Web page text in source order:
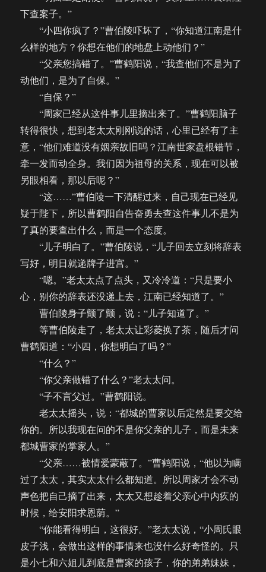
下查案子。”
“小四你疯了？”曹伯陵吓坏了，“你知道江南是什
么样的地方？你想在他们的地盘上动他们？”
“父亲您搞错了。”曹鹤阳说，“我查他们不是为了
动他们，是为了自保。”
“自保？”
“周家已经从这件事儿里摘出来了。”曹鹤阳脑子
转得很快，想到老太太刚刚说的话，心里已经有了主
意，“他们难道没有姻亲故旧吗？江南世家盘根错节，
牵一发而动全身。我们因为祖母的关系，现在可以被
另眼相看，那以后呢？”
“这……”曹伯陵一下清醒过来，自己现在已经见
疑于陛下，所以曹鹤阳自告奋勇去查这件事儿不是为
了真的要查出什么，而是一个态度。
“儿子明白了。”曹伯陵说，“儿子回去立刻将辞表
写好，明日就递牌子进宫。”
“嗯。”老太太点了点头，又冷冷道：“只是要小
心，别你的辞表还没递上去，江南已经知道了。”
曹伯陵身子颤了颤，说：“儿子知道了。”
等曹伯陵走了，老太太让彩菱换了茶，随后才问
曹鹤阳道：“小四，你想明白了吗？”
“什么？”
“你父亲做错了什么？”老太太问。
“子不言父过。”曹鹤阳说。
老太太摇头，说：“都城的曹家以后定然是要交给
你的。所以我现在问的不是你父亲的儿子，而是未来
都城曹家的掌家人。”
“父亲……被情爱蒙蔽了。”曹鹤阳说，“他以为瞒
过了太太，其实太太什么都知道。所以周家才会不动
声色把自己摘了出来，太太又想趁着父亲心中内疚的
时候，给安阳求恩荫。”
“你能看得明白，这很好。”老太太说，“小周氏眼
皮子浅，会做出这样的事情来也没什么好奇怪的。只
是小七和六姐儿到底是曹家的孩子，你的弟弟妹妹，